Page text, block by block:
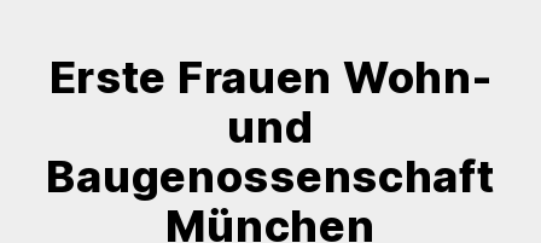
Erste Frauen Wohn-
und
Baugenossenschaft
München